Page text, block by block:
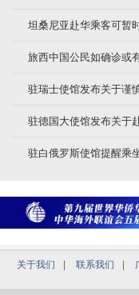
坦桑尼亚赴华乘客可暂
旅西中国公民如确诊或
驻瑞士使馆发布关于谨
驻德国大使馆发布关于
驻白俄罗斯使馆提醒乘
关于我们 联系我们